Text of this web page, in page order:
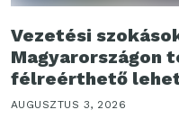
Vezetési
Magyarországon
félreérthető
AUGUSZTUS 3, 2026